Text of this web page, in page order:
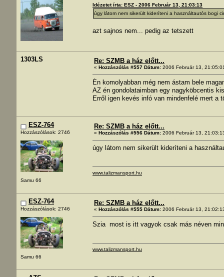
Idézetet írta: ESZ - 2006 Február 13, 21:03:13
úgy látom nem sikerült kideríteni a használtautós bogi
azt sajnos nem... pedig az tetszett
1303LS Re: SZMB a ház előtt...
« Hozzászólás #557 Dátum: 2006 Február 13,
Én komolyabban még nem ástam bele
AZ én gondolataimban egy nagyköbcentis
Erről igen kevés infó van mindenfelé mert a
ESZ-764
Hozzászólások: 2746
Samu 66
Re: SZMB a ház előtt...
« Hozzászólás #556 Dátum: 2006 Február 13,
úgy látom nem sikerült kideríteni a
www.talizmansport.hu
ESZ-764
Hozzászólások: 2746
Samu 66
Re: SZMB a ház előtt...
« Hozzászólás #555 Dátum: 2006 Február 13,
Szia most is itt vagyok csak más néven
www.talizmansport.hu